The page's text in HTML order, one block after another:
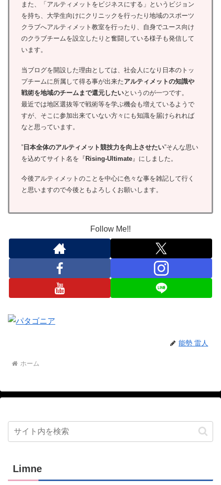
また、「アルティメットをビジネスにする」というビジョン
を持ち、大学生向けにクリニックを行ったり地域のスポーツ
クラブへアルティメット教室を行ったり、自身でユース向け
のクラブチームを設立したりと奮闘している様子も発信して
います。
当ブログを開設した理由としては、社会人になり日本のトッ
プチームに所属して得る事が出来たアルティメットの知識や
戦術を地域のチームまで還元したいというのが一つです。
最近では地区選抜等で戦術等を学ぶ機会も増えているようで
すが、そこに参加出来ていない方々にも知識を届けられれば
なと思っています。
”日本全体のアルティメット競技力を向上させたい”そんな思い
を込めてサイト名を『Rising-Ultimate 』にしました。
今後アルティメットのことを中心に色々な事を雑記して行く
と思いますので今後ともよろしくお願いします。
Follow Me!!
能勢 雷人
ホーム
Limne